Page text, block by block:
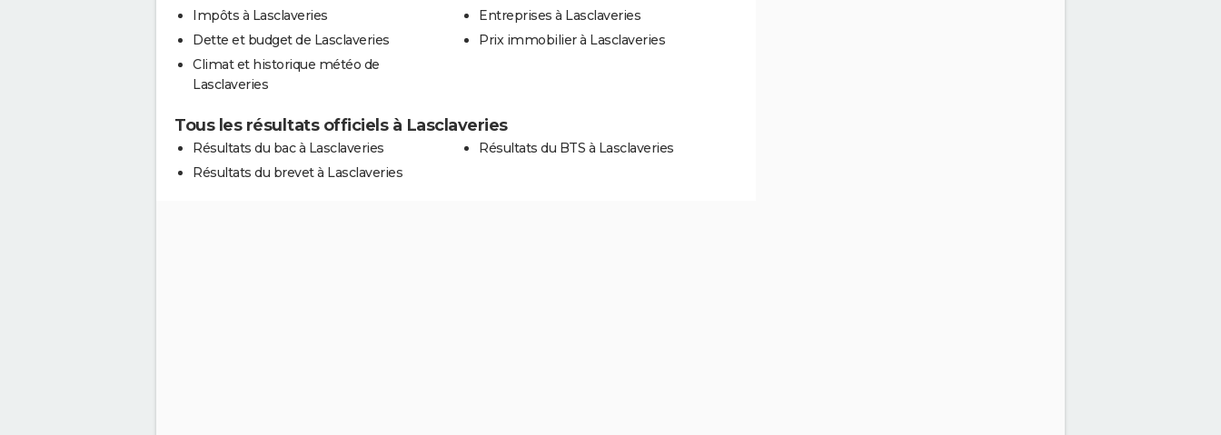
Impôts à Lasclaveries
Dette et budget de Lasclaveries
Climat et historique météo de
Lasclaveries
Entreprises à Lasclaveries
Prix immobilier à Lasclaveries
Tous les résultats officiels à Lasclaveries
Résultats du bac à Lasclaveries
Résultats du brevet à Lasclaveries
Résultats du BTS à Lasclaveries